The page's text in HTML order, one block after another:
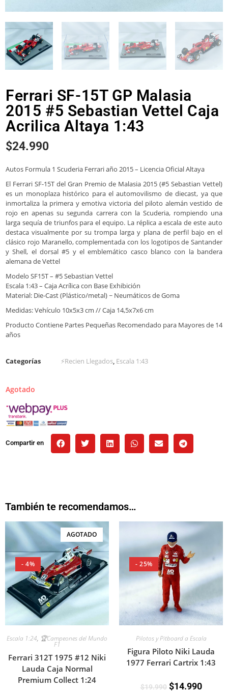
Ferrari SF-15T GP Malasia
2015 #5 Sebastian Vettel Caja
Acrilica Altaya 1:43
$24.990
Autos Formula 1 Scuderia Ferrari año 2015 – Licencia Oficial Altaya
El Ferrari SF-15T del Gran Premio de Malasia 2015 (#5 Sebastian Vettel)
es un monoplaza histórico para el automovilismo de diecast, ya que
inmortaliza la primera y emotiva victoria del piloto alemán vestido de
rojo en apenas su segunda carrera con la Scuderia, rompiendo una
larga sequía de triunfos para el equipo. La réplica a escala de este auto
destaca visualmente por su trompa larga y plana de perfil bajo en el
clásico rojo Maranello, complementada con los logotipos de Santander
y Shell, el dorsal #5 y el emblemático casco blanco con la bandera
alemana de Vettel
Modelo SF15T – #5 Sebastian Vettel
Escala 1:43 – Caja Acrílica con Base Exhibición
Material: Die-Cast (Plástico/metal) ~ Neumáticos de Goma
Medidas: Vehículo 10x5x3 cm // Caja 14,5x7x6 cm
Producto Contiene Partes Pequeñas Recomendado para Mayores de 14
años
Categorías ⚡Recien Llegados, Escala 1:43
Agotado
Compartir en
También te recomendamos…
AGOTADO
- 4%
Escala 1:24, 🏆Campeones del Mundo
F1
Ferrari 312T 1975 #12 Niki
Lauda Caja Normal
Premium Collect 1:24
- 25%
Pilotos y Pitboard a Escala
Figura Piloto Niki Lauda
1977 Ferrari Cartrix 1:43
$19.990 $14.990